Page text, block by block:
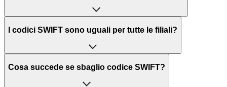
L'acronimo SWIFT sta per “Society for Worldwide
per l’elaborazione dei pagamenti tra diversi Paesi.
Il BIC, invece, sta per “Bank Identifier Code” ed è una
I codici SWIFT sono uguali per tutte le filiali?
Dipende dalle banche. In alcuni casi le banche utilizzano
Cosa succede se sbaglio codice SWIFT?